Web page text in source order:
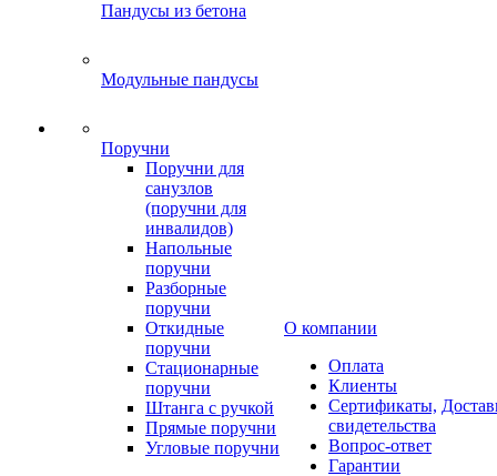
Пандусы из бетона
Модульные пандусы
Поручни
Поручни для
санузлов
(поручни для
инвалидов)
Напольные
поручни
Разборные
поручни
Откидные
поручни
Стационарные
поручни
Штанга с ручкой
Прямые поручни
Угловые поручни
О компании
Оплата
Клиенты
Сертификаты,
свидетельства
Вопрос-ответ
Гарантии